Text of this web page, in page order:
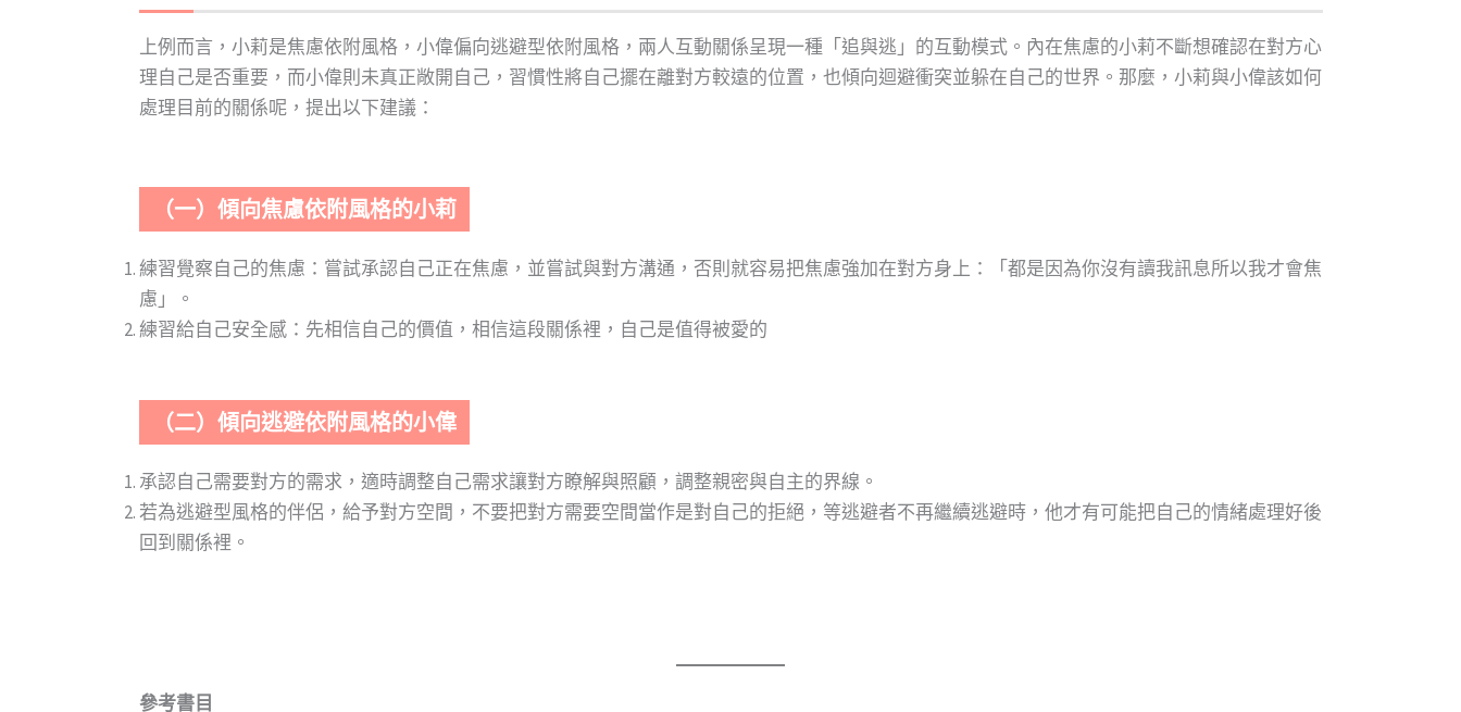
上例而言，小莉是焦慮依附風格，小偉偏向逃避型依附風格，兩人互動關係呈現一種「追與逃」的互動模式。內在焦慮的小莉不斷想確認在對方心
理自己是否重要，而小偉則未真正敞開自己，習慣性將自己擺在離對方較遠的位置，也傾向迴避衝突並躲在自己的世界。那麼，小莉與小偉該如何
處理目前的關係呢，提出以下建議：
（一）傾向焦慮依附風格的小莉
練習覺察自己的焦慮：嘗試承認自己正在焦慮，並嘗試與對方溝通，否則就容易把焦慮強加在對方身上：「都是因為你沒有讀我訊息所以我才會焦
慮」。
練習給自己安全感：先相信自己的價值，相信這段關係裡，自己是值得被愛的
（二）傾向逃避依附風格的小偉
承認自己需要對方的需求，適時調整自己需求讓對方瞭解與照顧，調整親密與自主的界線。
若為逃避型風格的伴侶，給予對方空間，不要把對方需要空間當作是對自己的拒絕，等逃避者不再繼續逃避時，他才有可能把自己的情緒處理好後
回到關係裡。
參考書目